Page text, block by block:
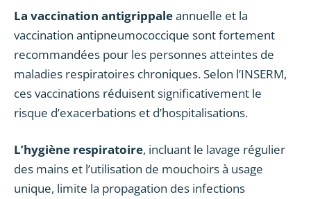
La vaccination antigrippaleannuelle et la
vaccination antipneumococcique sont fortement
recommandées pour les personnes atteintes de
maladies respiratoires chroniques. Selon l’INSERM,
ces vaccinations réduisent significativement le
risque d’exacerbations et d’hospitalisations.
L’hygiène respiratoire, incluant le lavage régulier
des mains et l’utilisation de mouchoirs à usage
unique, limite la propagation des infections